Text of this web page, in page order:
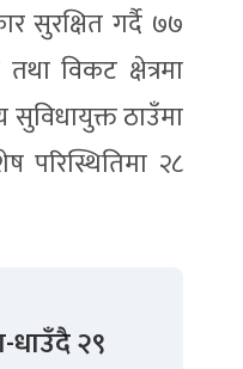
सुरक्षित गर्दै ७७
विकट क्षेत्रमा
सुविधायुक्त ठाउँमा
परिस्थितिमा २८
धाउँदै २९